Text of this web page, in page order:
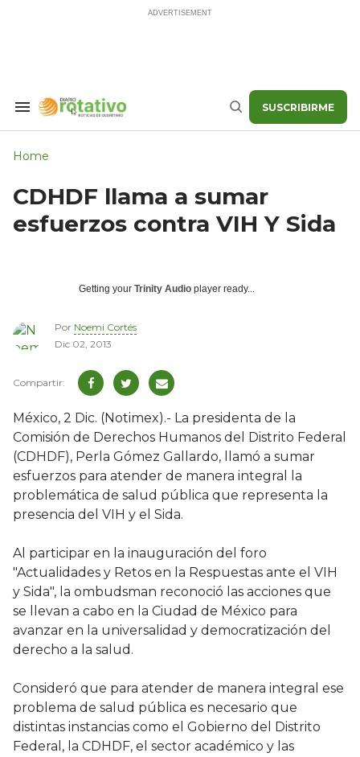
Search
Buscar SUSCRIBIRME
Home
CDHDF llama a sumar
esfuerzos contra VIH Y Sida
Getting your Trinity Audio player ready...
Por Noemi Cortés
Dic 02, 2013
México, 2 Dic. (Notimex).- La presidenta de la
Comisión de Derechos Humanos del Distrito Federal
(CDHDF), Perla Gómez Gallardo, llamó a sumar
esfuerzos para atender de manera integral la
problemática de salud pública que representa la
presencia del VIH y el Sida.
Al participar en la inauguración del foro
"Actualidades y Retos en la Respuestas ante el VIH
y Sida", la ombudsman reconoció las acciones que
se llevan a cabo en la Ciudad de México para
avanzar en la universalidad y democratización del
derecho a la salud.
Consideró que para atender de manera integral ese
problema de salud pública es necesario que
distintas instancias como el Gobierno del Distrito
Federal, la CDHDF, el sector académico y las